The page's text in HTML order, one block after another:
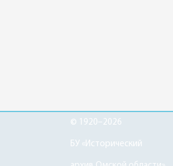
© 1920–2026
БУ «Исторический